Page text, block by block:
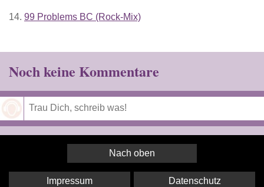
14. 99 Problems BC (Rock-Mix)
Noch keine Kommentare
Nach oben
Impressum Datenschutz